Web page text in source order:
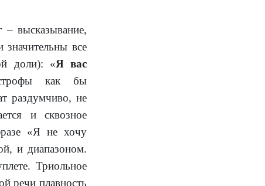
высказывание,
все
доли): «Я вас
как бы
раздумчиво, не
и сквозное
«Я не хочу
и диапазоном.
Триольное
речи плавность